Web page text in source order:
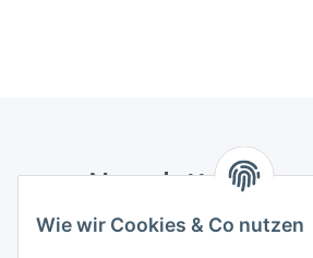
Wie wir Cookies & Co nutzen
Newsletter
Bitte senden Sie mir